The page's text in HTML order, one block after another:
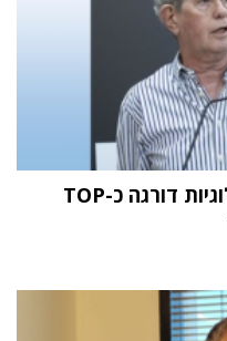
מחקר STKI השנתי: וואן טכנולוגיות דורגה כ-TOP